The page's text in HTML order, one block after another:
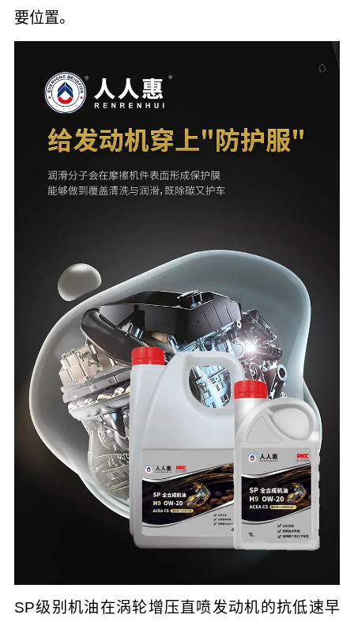
要位置。
SP级别机油在涡轮增压直喷发动机的抗低速早